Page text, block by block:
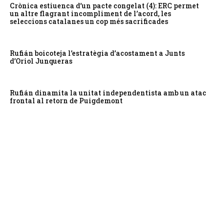
Crònica estiuenca d’un pacte congelat (4): ERC permet
un altre flagrant incompliment de l’acord, les
seleccions catalanes un cop més sacrificades
Rufián boicoteja l’estratègia d’acostament a Junts
d’Oriol Junqueras
Rufián dinamita la unitat independentista amb un atac
frontal al retorn de Puigdemont